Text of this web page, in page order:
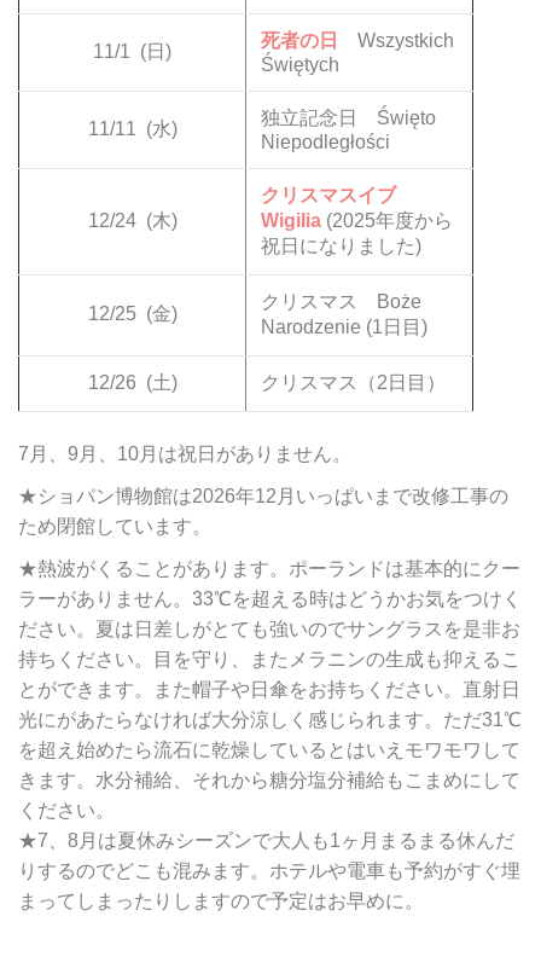
11/1 (日)
死者の日
Wszystkich
Świętych
11/11 (水)
独立記念日 Święto
Niepodległości
12/24 (木)
クリスマスイブ
Wigilia (2025年度から
祝日になりました)
12/25 (金)
クリスマス Boże
Narodzenie (1日目)
12/26 (土) クリスマス（2日目）
7月、9月、10月は祝日がありません。
★ショパン博物館は2026年12月いっぱいまで改修工事の
ため閉館しています。
★熱波がくることがあります。ポーランドは基本的にクー
ラーがありません。33℃を超える時はどうかお気をつけく
ださい。夏は日差しがとても強いのでサングラスを是非お
持ちください。目を守り、またメラニンの生成も抑えるこ
とができます。また帽子や日傘をお持ちください。直射日
光にがあたらなければ大分涼しく感じられます。ただ31℃
を超え始めたら流石に乾燥しているとはいえモワモワして
きます。水分補給、それから糖分塩分補給もこまめにして
ください。
★7、8月は夏休みシーズンで大人も1ヶ月まるまる休んだ
りするのでどこも混みます。ホテルや電車も予約がすぐ埋
まってしまったりしますので予定はお早めに。